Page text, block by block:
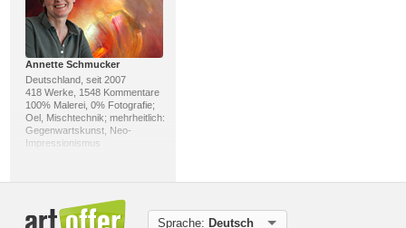
Annette Schmucker
Deutschland, seit 2007
418 Werke, 1548 Kommentare
100% Malerei, 0% Fotografie;
Oel, Mischtechnik; mehrheitlich:
Gegenwartskunst, Neo-
Impressionismus
Sprache: Deutsch